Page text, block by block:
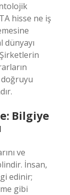
hisse ne iş
dünyayı
Bilgiye
ve
İnsan,
edinir;
gibi